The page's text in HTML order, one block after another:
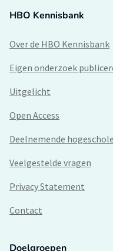
HBO Kennisbank
Over de HBO Kennisbank
Eigen onderzoek
Uitgelicht
Open Access
Deelnemende
Veelgestelde vragen
Privacy Statement
Contact
Doelgroepen